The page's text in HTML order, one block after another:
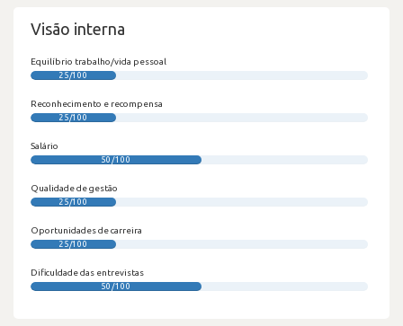
Visão interna
Equilíbrio trabalho/vida pessoal
25/100
Reconhecimento e recompensa
25/100
Salário
50/100
Qualidade de gestão
25/100
Oportunidades de carreira
25/100
Dificuldade das entrevistas
50/100